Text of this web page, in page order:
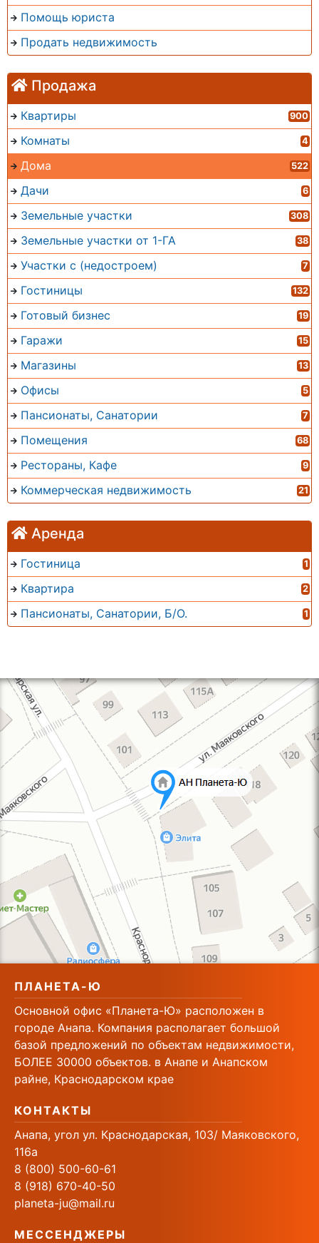
Помощь юриста
Продать недвижимость
Продажа
Квартиры 900
Комнаты 4
Дома 522
Дачи 6
Земельные участки 308
Земельные участки от 1-ГА 38
Участки с (недостроем) 7
Гостиницы 132
Готовый бизнес 19
Гаражи 15
Магазины 13
Офисы 5
Пансионаты, Санатории 7
Помещения 68
Рестораны, Кафе 9
Коммерческая недвижимость 21
Аренда
Гостиница 1
Квартира 2
Пансионаты, Санатории, Б/О. 1
ПЛАНЕТА-Ю
Основной офис «Планета-Ю» расположен в
городе Анапа. Компания располагает большой
базой предложений по объектам недвижимости,
БОЛЕЕ 30000 объектов. в Анапе и Анапском
райне, Краснодарском крае
КОНТАКТЫ
Анапа, угол ул. Краснодарская, 103/ Маяковского,
116а
8 (800) 500-60-61
8 (918) 670-40-50
planeta-ju@mail.ru
МЕССЕНДЖЕРЫ